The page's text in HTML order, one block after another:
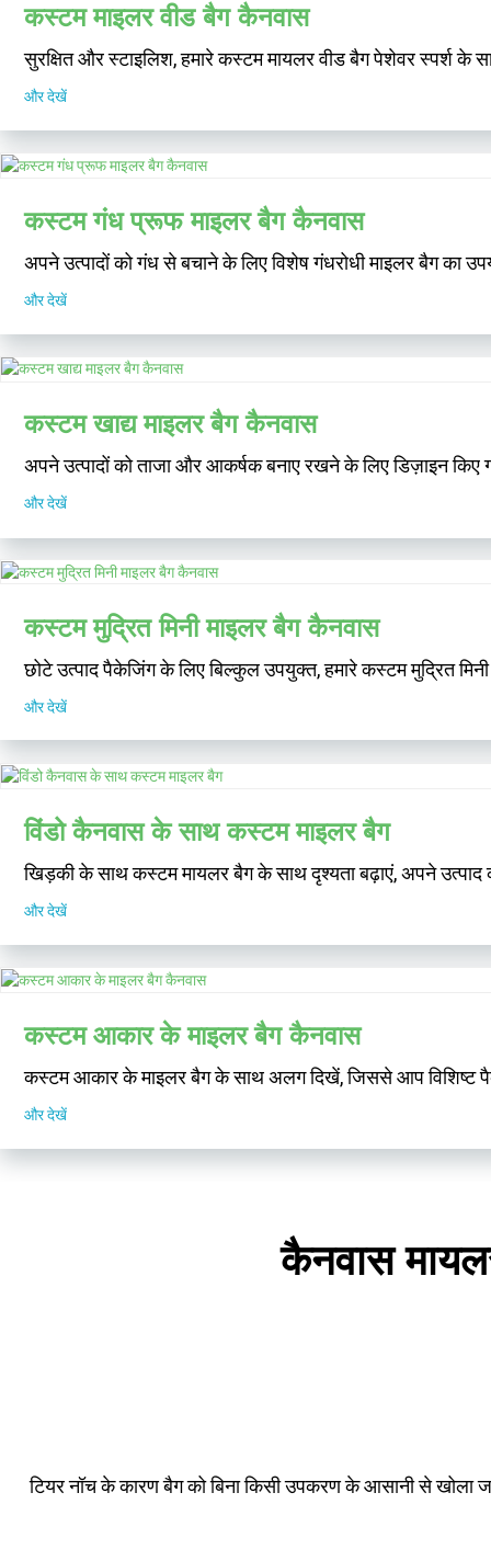
कस्टम माइलर वीड बैग कैनवास
सुरक्षित और स्टाइलिश, हमारे कस्टम मायलर वीड बैग पेशेवर स्पर्श के
और देखें
कस्टम गंध प्रूफ माइलर बैग कैनवास
अपने उत्पादों को गंध से बचाने के लिए विशेष गंधरोधी माइलर बैग का
और देखें
कस्टम खाद्य माइलर बैग कैनवास
अपने उत्पादों को ताजा और आकर्षक बनाए रखने के लिए डिज़ाइन
और देखें
कस्टम मुद्रित मिनी माइलर बैग कैनवास
छोटे उत्पाद पैकेजिंग के लिए बिल्कुल उपयुक्त, हमारे कस्टम मुद्रित
और देखें
विंडो कैनवास के साथ कस्टम माइलर बैग
खिड़की के साथ कस्टम मायलर बैग के साथ दृश्यता बढ़ाएं, अपने
और देखें
कस्टम आकार के माइलर बैग कैनवास
कस्टम आकार के माइलर बैग के साथ अलग दिखें, जिससे आप विशिष्ट
और देखें
कैनवास
टियर नॉच के कारण बैग को बिना किसी उपकरण के आसानी से खोला